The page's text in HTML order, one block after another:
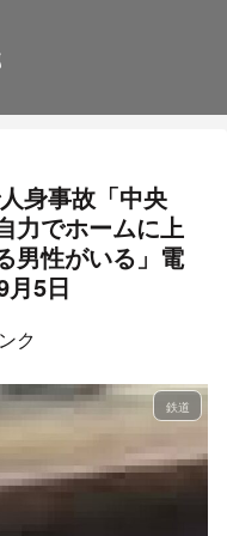
身事故「中央
力でホームに上
男性がいる」電
月5日
ク